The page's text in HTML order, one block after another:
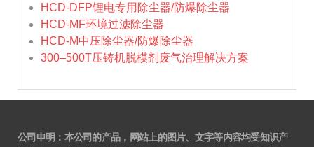
HCD-DFP锂电专用除尘器/防爆除尘器
HCD-MF环境过滤除尘器
HCD-M中压除尘器/防爆除尘器
300–500T压铸机脱模剂废气治理解决方案
公司申明：本公司的产品，网站上的图片、文字等内容均受知识产